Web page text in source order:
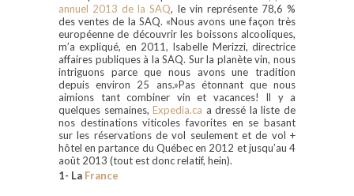
annuel 2013 de la SAQ, le vin représente 78,6 %
des ventes de la SAQ. «Nous avons une façon très
européenne de découvrir les boissons alcooliques,
m’a expliqué, en 2011, Isabelle Merizzi, directrice
affaires publiques à la SAQ. Sur la planète vin, nous
intriguons parce que nous avons une tradition
depuis environ 25 ans.»Pas étonnant que nous
aimions tant combiner vin et vacances! Il y a
quelques semaines,Expedia.ca a dressé la liste de
nos destinations viticoles favorites en se basant
sur les réservations de vol seulement et de vol +
hôtel en partance du Québec en 2012 et jusqu’au 4
août 2013 (tout est donc relatif, hein).
1- La France